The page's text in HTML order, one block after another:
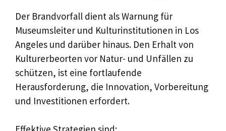
Der Brandvorfall dient als Warnung für
Museumsleiter und Kulturinstitutionen in Los
Angeles und darüber hinaus. Den Erhalt von
Kulturerbeorten vor Natur- und Unfällen zu
schützen, ist eine fortlaufende
Herausforderung, die Innovation, Vorbereitung
und Investitionen erfordert.